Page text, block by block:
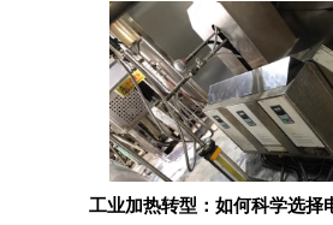
工业加热转型：如何科学选择